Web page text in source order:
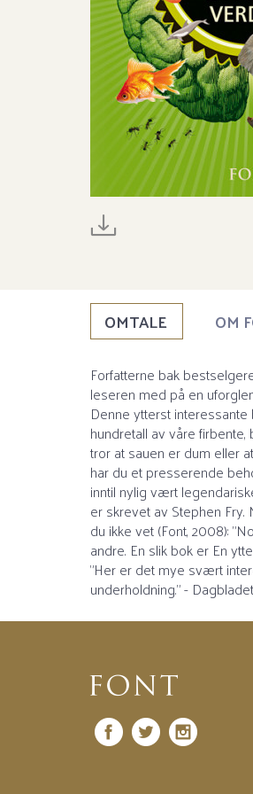
OMTALE OM
Forfatterne bak
leseren med på en
Denne ytterst
hundretall av våre
tror at sauen er dum eller
har du et presserende
inntil nylig vært
er skrevet av Stephen
du ikke vet (Font, 2008):
andre. En slik bok er En
"Her er det mye svært
underholdning." - Dagbladet
FacebookTwitterInstagram